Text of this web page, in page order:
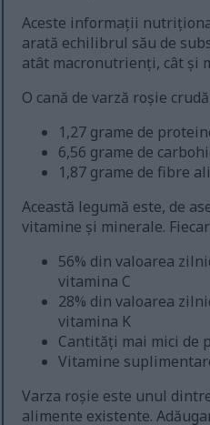
Aceste informații
arată echilibrul său de
atât macronutrienți, cât și
O cană de varză roșie
1,27 grame de
6,56 grame de
1,87 grame de fibre
Această legumă este, de
vitamine și minerale.
56% din valoarea
vitamina C
28% din valoarea
vitamina K
Cantități mai mici de
Vitamine
Varza roșie este unul
alimente existente.